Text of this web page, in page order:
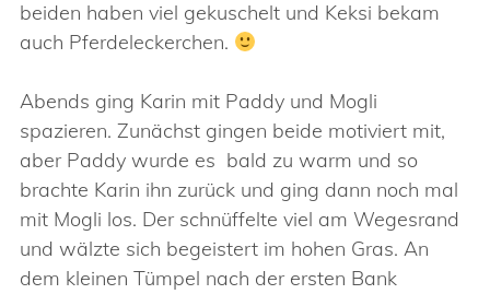
beiden haben viel gekuschelt und Keksi bekam
auch Pferdeleckerchen.
Abends ging Karin mit Paddy und Mogli
spazieren. Zunächst gingen beide motiviert mit,
aber Paddy wurde es bald zu warm und so
brachte Karin ihn zurück und ging dann noch mal
mit Mogli los. Der schnüffelte viel am Wegesrand
und wälzte sich begeistert im hohen Gras. An
dem kleinen Tümpel nach der ersten Bank